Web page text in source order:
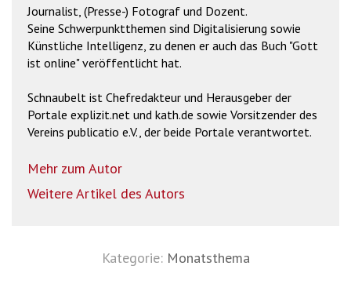
Journalist, (Presse-) Fotograf und Dozent.
Seine Schwerpunktthemen sind Digitalisierung sowie
Künstliche Intelligenz, zu denen er auch das Buch "Gott
ist online" veröffentlicht hat.
Schnaubelt ist Chefredakteur und Herausgeber der
Portale explizit.net und kath.de sowie Vorsitzender des
Vereins publicatio e.V., der beide Portale verantwortet.
Mehr zum Autor
Weitere Artikel des Autors
Kategorie: Monatsthema